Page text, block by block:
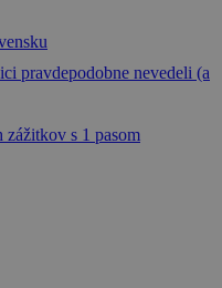
pravdepodobne nevedeli (a
s 1 pasom